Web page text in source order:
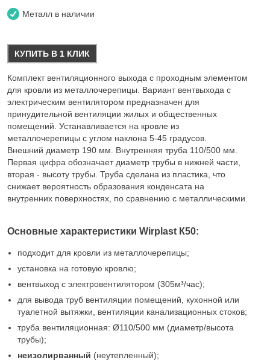
Металл в наличии
КУПИТЬ В 1 КЛИК
Комплект вентиляционного выхода с проходным элементом
для кровли из металлочерепицы. Вариант вентвыхода с
электрическим вентилятором предназначен для
принудительной вентиляции жилых и общественных
помещений. Устанавливается на кровле из
металлочерепицы с углом наклона 5-45 градусов.
Внешний диаметр 190 мм. Внутренняя труба 110/500 мм.
Первая цифра обозначает диаметр трубы в нижней части,
вторая - высоту трубы. Труба сделана из пластика, что
снижает вероятность образования конденсата на
внутренних поверхностях, по сравнению с металлическими.
Основные характеристики Wirplast К50:
подходит для кровли из металлочерепицы;
установка на готовую кровлю;
вентвыход с электровентилятором (305м³/час);
для вывода труб вентиляции помещений, кухонной или
туалетной вытяжки, вентиляции канализационных стоков;
труба вентиляционная: Ø110/500 мм (диаметр/высота
трубы);
неизолирванный (неутепленный);